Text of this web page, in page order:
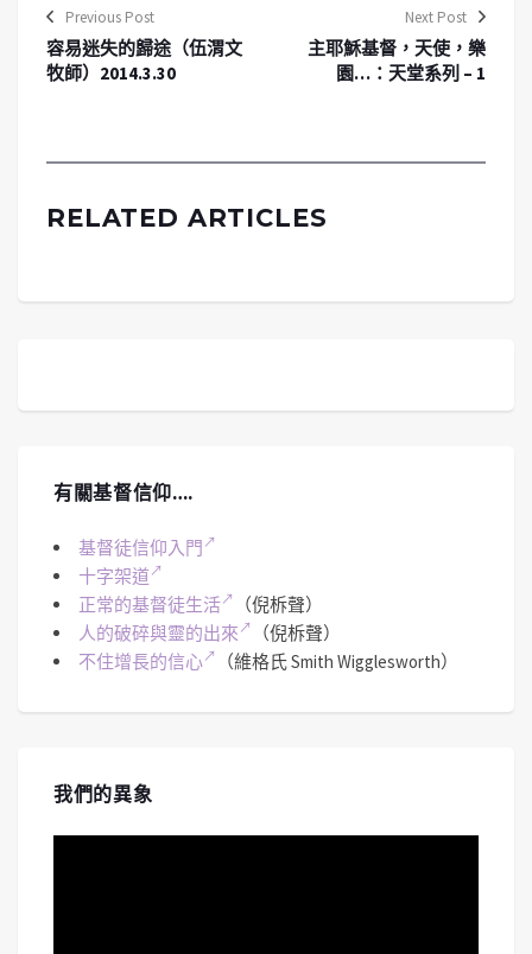
Previous Post
容易迷失的歸途（伍渭文
牧師）2014.3.30
Next Post
主耶穌基督，天使，樂
園…：天堂系列 – 1
RELATED ARTICLES
有關基督信仰….
基督徒信仰入門
十字架道
正常的基督徒生活
（倪柝聲）
人的破碎與靈的出來
（倪柝聲）
不住增長的信心
（維格氏 Smith Wigglesworth）
我們的異象